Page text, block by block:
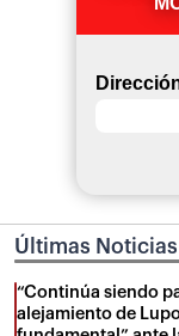
Últimas Noticias
“Continúa siendo
alejamiento de